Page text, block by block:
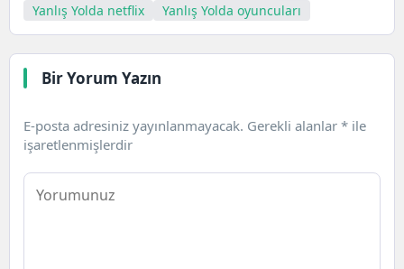
Yanlış Yolda netflix
Yanlış Yolda oyuncuları
Bir Yorum Yazın
E-posta adresiniz yayınlanmayacak. Gerekli alanlar * ile
işaretlenmişlerdir